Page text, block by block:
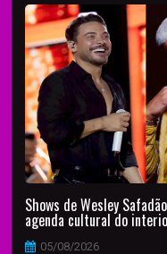
Shows de Wesley
agenda cultural do
05/08/2026